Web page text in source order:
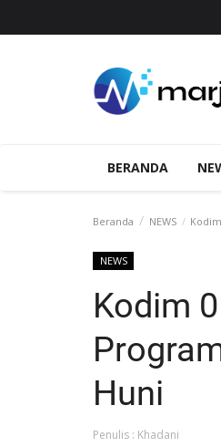
BERANDA
Beranda NEWS
NEWS
‎Kodim
Huni
Penulis : Khadani